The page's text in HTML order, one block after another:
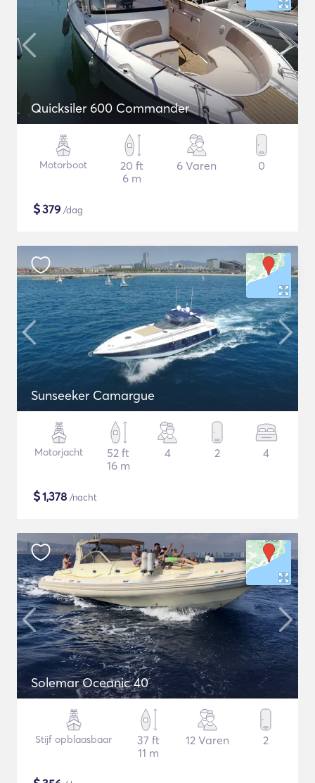
Quicksiler 600 Commander
Motorboot
20 ft
6 m
6 Varen 0
$379 /dag
Sunseeker Camargue
Motorjacht
52 ft
16 m
4 2 4
$1,378 /nacht
Solemar Oceanic 40
Stijf opblaasbaar
37 ft
11 m
12 Varen 2